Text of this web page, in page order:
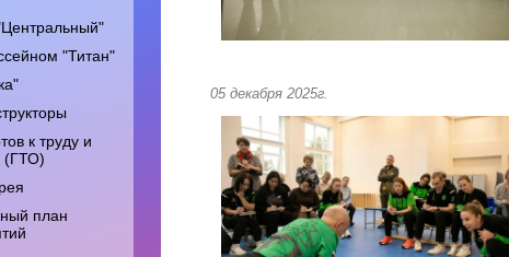
"Титан"
к труду и
(ГТО)
план
05 декабря 2025г.